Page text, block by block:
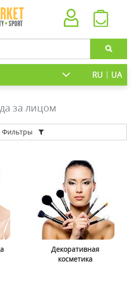
RU | UA
за лицом
Фильтры
Декоративная
косметика